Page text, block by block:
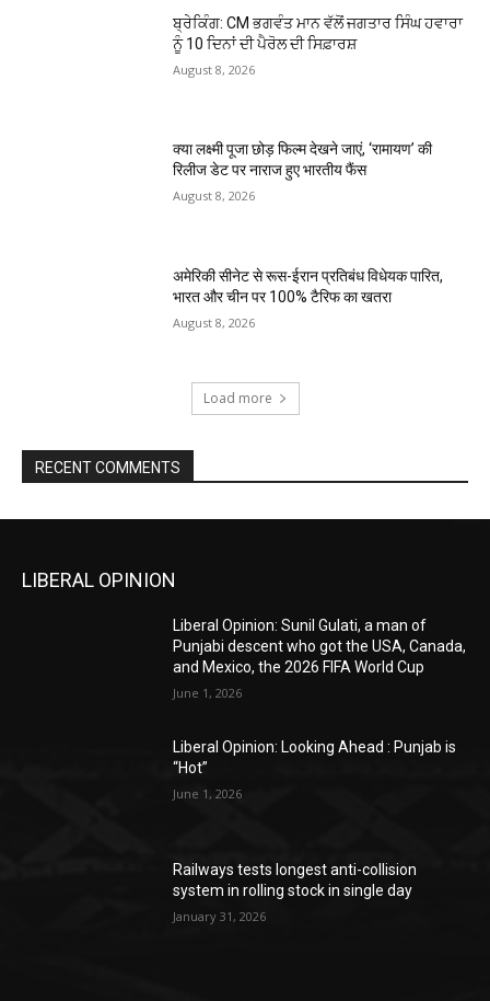
ਬ੍ਰੇਕਿੰਗ: CM ਭਗਵੰਤ ਮਾਨ ਵੱਲੋਂ ਜਗਤਾਰ ਸਿੰਘ ਹਵਾਰਾ
ਨੂੰ 10 ਦਿਨਾਂ ਦੀ ਪੈਰੋਲ ਦੀ ਸਿਫ਼ਾਰਸ਼
August 8, 2026
क्या लक्ष्मी पूजा छोड़ फिल्म देखने जाएं, ‘रामायण’ की
रिलीज डेट पर नाराज हुए भारतीय फैंस
August 8, 2026
अमेरिकी सीनेट से रूस-ईरान प्रतिबंध विधेयक पारित,
भारत और चीन पर 100% टैरिफ का खतरा
August 8, 2026
Load more
RECENT COMMENTS
LIBERAL OPINION
Liberal Opinion: Sunil Gulati, a man of
Punjabi descent who got the USA, Canada,
and Mexico, the 2026 FIFA World Cup
June 1, 2026
Liberal Opinion: Looking Ahead : Punjab is
“Hot”
June 1, 2026
Railways tests longest anti-collision
system in rolling stock in single day
January 31, 2026